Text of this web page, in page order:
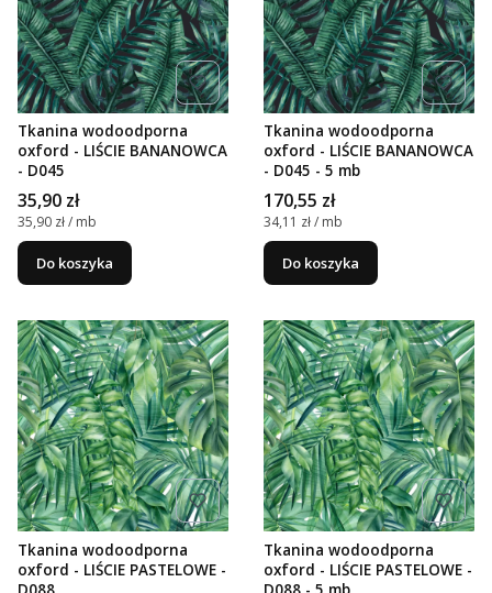
Tkanina wodoodporna
oxford - LIŚCIE BANANOWCA
- D045
Cena
35,90 zł
Cena jednostkowa
35,90 zł / mb
Do koszyka
Tkanina wodoodporna
oxford - LIŚCIE BANANOWCA
- D045 - 5 mb
Cena
170,55 zł
Cena jednostkowa
34,11 zł / mb
Do koszyka
Tkanina wodoodporna
oxford - LIŚCIE PASTELOWE -
Tkanina wodoodporna
oxford - LIŚCIE PASTELOWE -